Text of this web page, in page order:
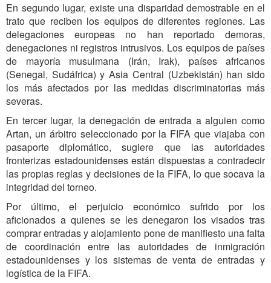
En segundo lugar, existe una disparidad demostrable en el
trato que reciben los equipos de diferentes regiones. Las
delegaciones europeas no han reportado demoras,
denegaciones ni registros intrusivos. Los equipos de países
de mayoría musulmana (Irán, Irak), países africanos
(Senegal, Sudáfrica) y Asia Central (Uzbekistán) han sido
los más afectados por las medidas discriminatorias más
severas.
En tercer lugar, la denegación de entrada a alguien como
Artan, un árbitro seleccionado por la FIFA que viajaba con
pasaporte diplomático, sugiere que las autoridades
fronterizas estadounidenses están dispuestas a contradecir
las propias reglas y decisiones de la FIFA, lo que socava la
integridad del torneo.
Por último, el perjuicio económico sufrido por los
aficionados a quienes se les denegaron los visados ​​tras
comprar entradas y alojamiento pone de manifiesto una falta
de coordinación entre las autoridades de inmigración
estadounidenses y los sistemas de venta de entradas y
logística de la FIFA.